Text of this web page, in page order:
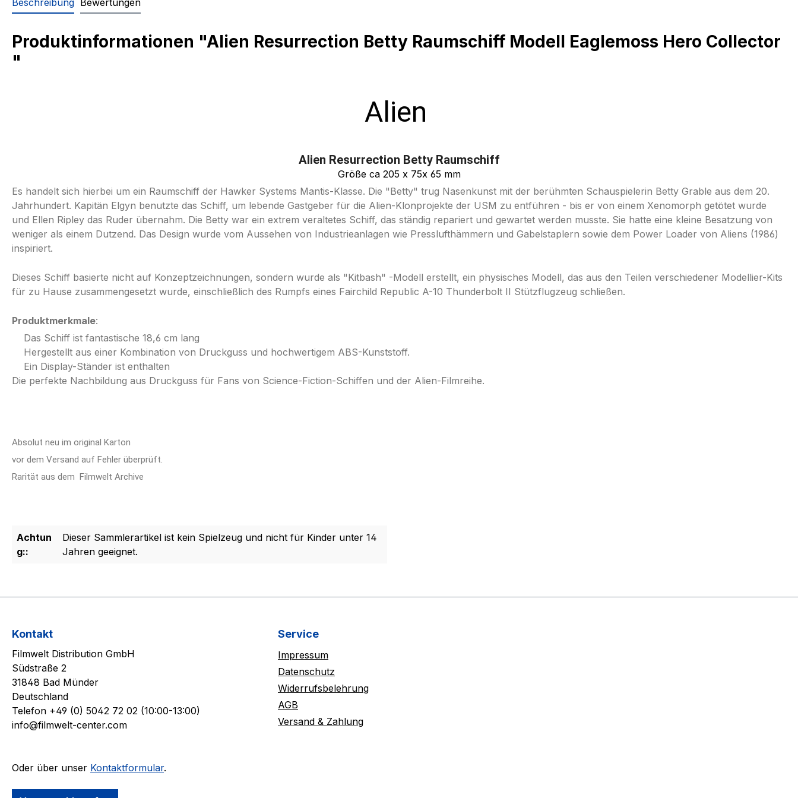
Beschreibung Bewertungen
Produktinformationen "Alien Resurrection Betty Raumschiff Modell Eaglemoss Hero Collector
"
Alien
Alien Resurrection Betty Raumschiff
Größe ca 205 x 75x 65 mm
Es handelt sich hierbei um ein Raumschiff der Hawker Systems Mantis-Klasse. Die "Betty" trug Nasenkunst mit der berühmten Schauspielerin Betty Grable aus dem 20.
Jahrhundert. Kapitän Elgyn benutzte das Schiff, um lebende Gastgeber für die Alien-Klonprojekte der USM zu entführen - bis er von einem Xenomorph getötet wurde
und Ellen Ripley das Ruder übernahm. Die Betty war ein extrem veraltetes Schiff, das ständig repariert und gewartet werden musste. Sie hatte eine kleine Besatzung von
weniger als einem Dutzend. Das Design wurde vom Aussehen von Industrieanlagen wie Presslufthämmern und Gabelstaplern sowie dem Power Loader von Aliens (1986)
inspiriert.
Dieses Schiff basierte nicht auf Konzeptzeichnungen, sondern wurde als "Kitbash" -Modell erstellt, ein physisches Modell, das aus den Teilen verschiedener Modellier-Kits
für zu Hause zusammengesetzt wurde, einschließlich des Rumpfs eines Fairchild Republic A-10 Thunderbolt II Stützflugzeug schließen.
Produktmerkmale:
Das Schiff ist fantastische 18,6 cm lang
Hergestellt aus einer Kombination von Druckguss und hochwertigem ABS-Kunststoff.
Ein Display-Ständer ist enthalten
Die perfekte Nachbildung aus Druckguss für Fans von Science-Fiction-Schiffen und der Alien-Filmreihe.
Absolut neu im original Karton
vor dem Versand auf Fehler überprüft.
Rarität aus dem Filmwelt Archive
Achtun
g::
Dieser Sammlerartikel ist kein Spielzeug und nicht für Kinder unter 14
Jahren geeignet.
Kontakt
Filmwelt Distribution GmbH
Südstraße 2
31848 Bad Münder
Deutschland
Telefon +49 (0) 5042 72 02 (10:00-13:00)
info@filmwelt-center.com
Oder über unser Kontaktformular.
Service
Impressum
Datenschutz
Widerrufsbelehrung
AGB
Versand & Zahlung